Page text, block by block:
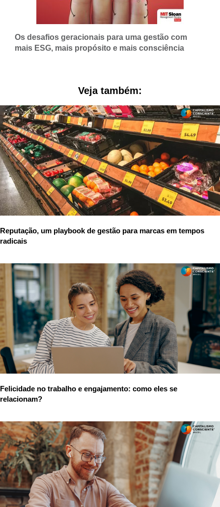
Os desafios geracionais para uma gestão com
mais ESG, mais propósito e mais consciência
Veja também:
Reputação, um playbook de gestão para marcas em tempos
radicais
Felicidade no trabalho e engajamento: como eles se
relacionam?